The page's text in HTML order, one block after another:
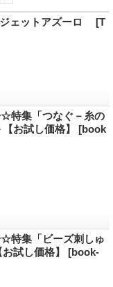
ジェットアズーロ [T
特集「つなぐ－糸の
お試し価格】 [book
特集「ビーズ刺しゅ
試し価格】 [book-